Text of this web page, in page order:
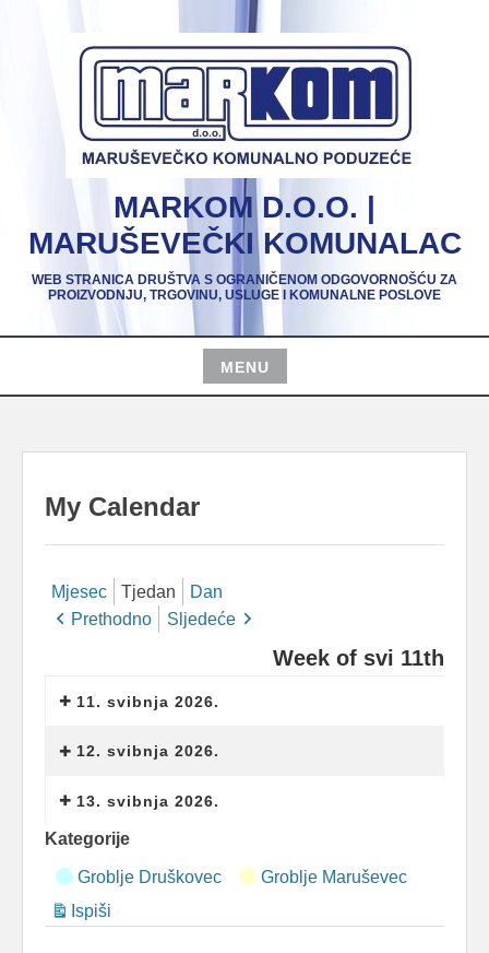
MARKOM D.O.O. |
MARUŠEVEČKI KOMUNALAC
WEB STRANICA DRUŠTVA S OGRANIČENOM ODGOVORNOŠĆU ZA
PROIZVODNJU, TRGOVINU, USLUGE I KOMUNALNE POSLOVE
MENU
Skip
content
My Calendar
Mjesec Tjedan
Dan
Prethodno
Sljedeće
Week of svi 11th
11. svibnja 2026.
12. svibnja 2026.
13. svibnja 2026.
Kategorije
Groblje Druškovec
Groblje Maruševec
Ispiši